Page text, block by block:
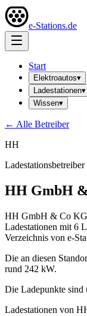
e-Stations.de
Start
Elektroautos▾
Ladestationen▾
Wissen▾
← Alle Betreiber
HH
Ladestationsbetreiber
HH GmbH
HH GmbH & Co KG
Ladestationen mit 6
Verzeichnis von e-
Die an diesen
rund 242 kW.
Die Ladepunkte sind
Ladestationen von